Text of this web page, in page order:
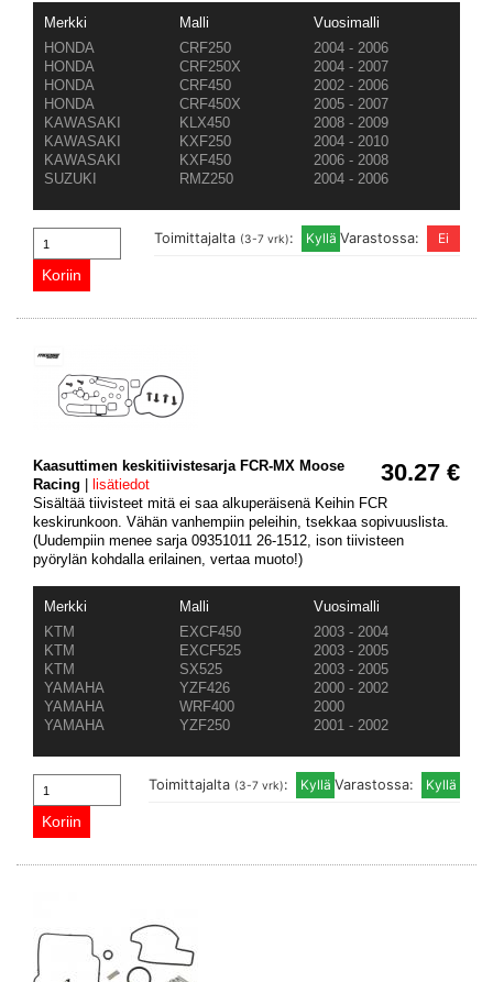
Merkki Malli
Vuosimalli
HONDA
CRF250
2004 - 2006
HONDA
CRF250X
2004 - 2007
HONDA
CRF450
2002 - 2006
HONDA
CRF450X
2005 - 2007
KAWASAKI
KLX450
2008 - 2009
KAWASAKI
KXF250
2004 - 2010
KAWASAKI
KXF450
2006 - 2008
SUZUKI
RMZ250 2004 - 2006
Varastossa:
Toimittajalta (3-7 vrk):
30.27 €
Kaasuttimen keskitiivistesarja FCR-MX Moose
Racing
lisätiedot
Sisältää tiivisteet mitä ei saa alkuperäisenä Keihin FCR
keskirunkoon. Vähän vanhempiin peleihin, tsekkaa sopivuuslista.
(Uudempiin menee sarja 09351011 26-1512, ison tiivisteen
pyörylän kohdalla erilainen, vertaa muoto!)
Merkki Malli
Vuosimalli
KTM
EXCF450
2003 - 2004
KTM
EXCF525
2003 - 2005
KTM
SX525
2003 - 2005
YAMAHA
YZF426
2000 - 2002
YAMAHA
WRF400
2000
YAMAHA
YZF250 2001 - 2002
Varastossa:
Toimittajalta (3-7 vrk):